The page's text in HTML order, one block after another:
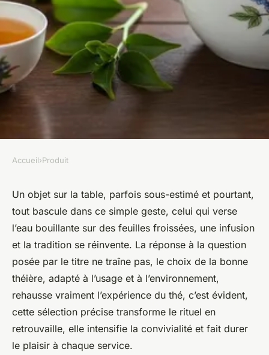
La théière : symbole de
tradition, comment bien la
choisir et l'utiliser
Alix•18 décembre 2025•9 min de lecture
Accueil›Produit
Un objet sur la table, parfois sous-estimé et pourtant,
tout bascule dans ce simple geste, celui qui verse
l’eau bouillante sur des feuilles froissées, une infusion
et la tradition se réinvente. La réponse à la question
posée par le titre ne traîne pas, le choix de la bonne
théière, adapté à l’usage et à l’environnement,
rehausse vraiment l’expérience du thé, c’est évident,
cette sélection précise transforme le rituel en
retrouvaille, elle intensifie la convivialité et fait durer
le plaisir à chaque service.